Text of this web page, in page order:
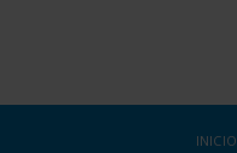
INICIO